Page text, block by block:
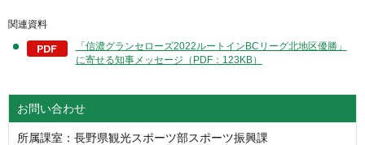
関連資料
「信濃グランセローズ2022ルートインBCリーグ北地区優勝」
に寄せる知事メッセージ（PDF：123KB）
お問い合わせ
所属課室：長野県観光スポーツ部スポーツ振興課